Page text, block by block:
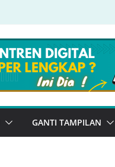
GANTI TAMPILAN